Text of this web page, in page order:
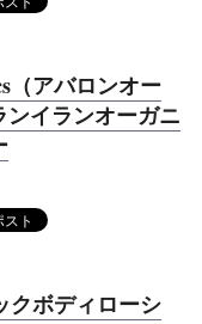
（アバロンオー
ンイランオーガニ
クボディローシ